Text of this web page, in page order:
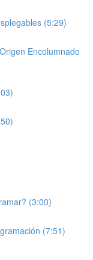
(5:29)
Encolumnado
(3:00)
(7:51)